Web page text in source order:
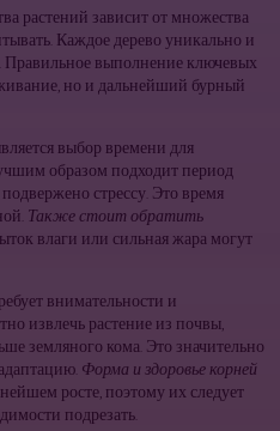
растений зависит от множества
Каждое дерево уникально и
Правильное выполнение ключевых
но и дальнейший бурный
выбор времени для
образом подходит период
стрессу. Это время
Также стоит обратить
влаги или сильная жара могут
внимательности и
извлечь растение из почвы,
земляного кома. Это значительно
Форма и здоровье корней
росте, поэтому их следует
подрезать.